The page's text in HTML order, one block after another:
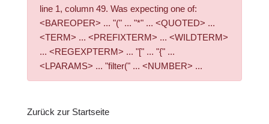
line 1, column 49. Was expecting one of:
<BAREOPER> ... "(" ... "*" ... <QUOTED> ...
<TERM> ... <PREFIXTERM> ... <WILDTERM>
... <REGEXPTERM> ... "[" ... "{" ...
<LPARAMS> ... "filter(" ... <NUMBER> ...
Zurück zur Startseite